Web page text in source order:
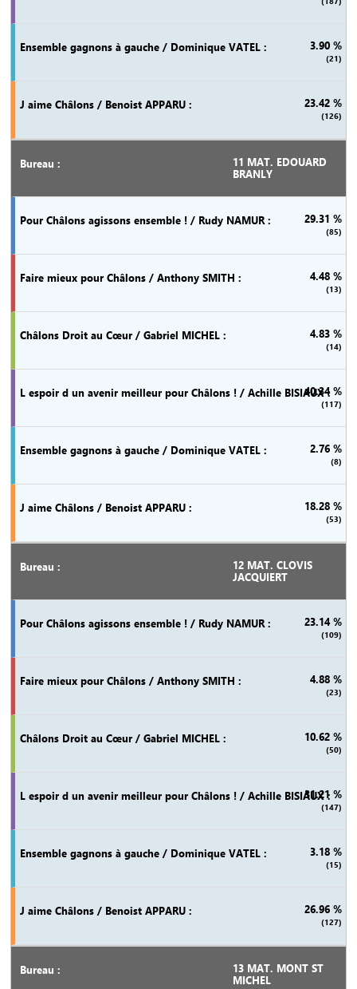
3.90 %
(21)
23.42 %
(126)
11 MAT. EDOUARD
BRANLY
29.31 %
(85)
4.48 %
(13)
4.83 %
(14)
40.34 %
(117)
2.76 %
(8)
18.28 %
(53)
12 MAT. CLOVIS
JACQUIERT
23.14 %
(109)
4.88 %
(23)
10.62 %
(50)
31.21 %
(147)
3.18 %
(15)
26.96 %
(127)
13 MAT. MONT ST
MICHEL